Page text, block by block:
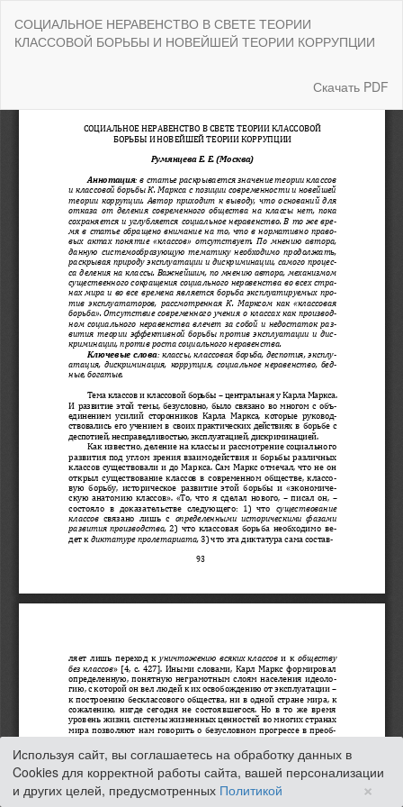
Подробностям
СОЦИАЛЬНОЕ НЕРАВЕНСТВО В СВЕТЕ ТЕОРИИ
КЛАССОВОЙ БОРЬБЫ И НОВЕЙШЕЙ ТЕОРИИ КОРРУПЦИИ
Скачать
Скачать PDF
Используя сайт, вы соглашаетесь на обработку данных в
Cookies для корректной работы сайта, вашей персонализации
и других целей, предусмотренных Политикой ×